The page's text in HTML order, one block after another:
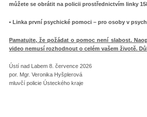
můžete se obrátit na policii prostřednictvím linky
• Linka první psychické pomoci – pro osoby v
Pamatujte, že požádat o pomoc není slabost.
video nemusí rozhodnout o celém vašem životě.
Ústí nad Labem 8. července 2026
por. Mgr. Veronika Hyšplerová
mluvčí policie Ústeckého kraje